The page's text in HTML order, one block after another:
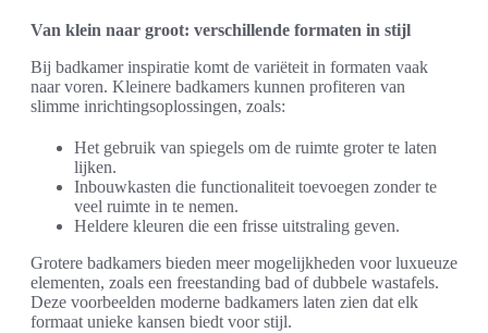
Van klein naar groot: verschillende formaten in stijl
Bij badkamer inspiratie komt de variëteit in formaten vaak
naar voren. Kleinere badkamers kunnen profiteren van
slimme inrichtingsoplossingen, zoals:
Het gebruik van spiegels om de ruimte groter te laten
lijken.
Inbouwkasten die functionaliteit toevoegen zonder te
veel ruimte in te nemen.
Heldere kleuren die een frisse uitstraling geven.
Grotere badkamers bieden meer mogelijkheden voor luxueuze
elementen, zoals een freestanding bad of dubbele wastafels.
Deze voorbeelden moderne badkamers laten zien dat elk
formaat unieke kansen biedt voor stijl.